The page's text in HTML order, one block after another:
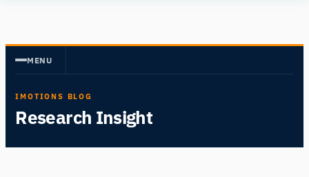
を
ス
ッ
MENU
IMOTIONS BLOG
Research Insight